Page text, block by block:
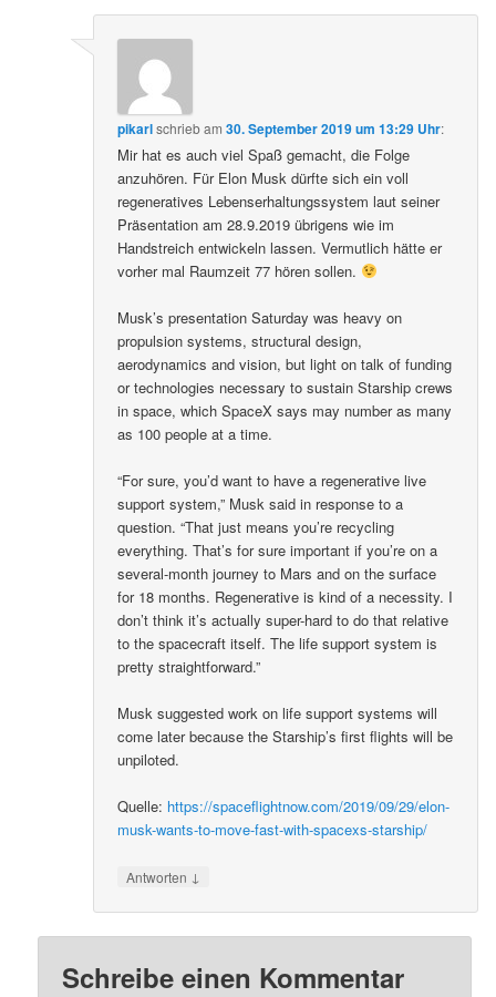
pikarlschriebam30. September 2019 um 13:29 Uhr:
Mir hat es auch viel Spaß gemacht, die Folge
anzuhören. Für Elon Musk dürfte sich ein voll
regeneratives Lebenserhaltungssystem laut seiner
Präsentation am 28.9.2019 übrigens wie im
Handstreich entwickeln lassen. Vermutlich hätte er
vorher mal Raumzeit 77 hören sollen.
Musk’s presentation Saturday was heavy on
propulsion systems, structural design,
aerodynamics and vision, but light on talk of funding
or technologies necessary to sustain Starship crews
in space, which SpaceX says may number as many
as 100 people at a time.
“For sure, you’d want to have a regenerative live
support system,” Musk said in response to a
question. “That just means you’re recycling
everything. That’s for sure important if you’re on a
several-month journey to Mars and on the surface
for 18 months. Regenerative is kind of a necessity. I
don’t think it’s actually super-hard to do that relative
to the spacecraft itself. The life support system is
pretty straightforward.”
Musk suggested work on life support systems will
come later because the Starship’s first flights will be
unpiloted.
Quelle: https://spaceflightnow.com/2019/09/29/elon-
musk-wants-to-move-fast-with-spacexs-starship/
Antworten ↓
Schreibe einen Kommentar